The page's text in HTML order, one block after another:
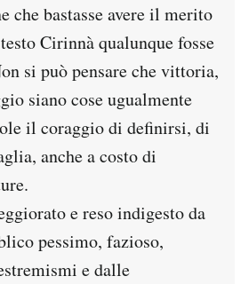
che bastasse avere il merito
Cirinnà qualunque fosse
si può pensare che vittoria,
siano cose ugualmente
il coraggio di definirsi, di
anche a costo di
e reso indigesto da
pessimo, fazioso,
e dalle